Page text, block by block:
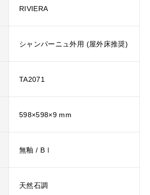
RIVIERA
シャンパーニュ外用 (屋外床推奨)
TA2071
598×598×9 mm
無釉 / BⅠ
天然石調